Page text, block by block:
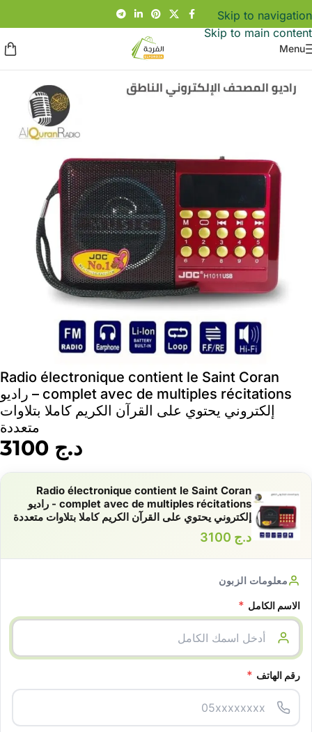
Skip to navigation
Skip to main content
Menu
Radio électronique contient le Saint Coran
complet avec de multiples récitations – راديو
إلكتروني يحتوي على القرآن الكريم كاملا بتلاوات
متعددة
د.ج
Radio électronique contient le Saint Coran
complet avec de multiples récitations - راديو
إلكتروني يحتوي على القرآن الكريم كاملا بتلاوات متعددة
د.ج
معلومات الزبون
الاسم الكامل *
رقم الهاتف *